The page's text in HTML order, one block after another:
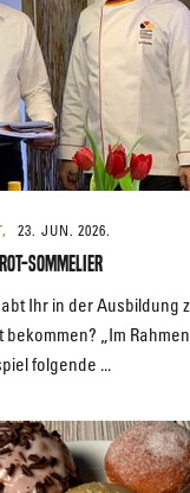
23. JUN. 2026.
Sommelier
Ihr in der Ausbildung
„Im
folgende ...